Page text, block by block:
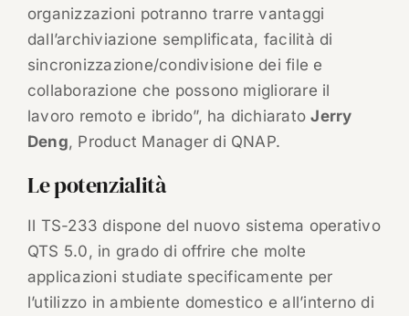
organizzazioni potranno trarre vantaggi
dall’archiviazione semplificata, facilità di
sincronizzazione/condivisione dei file e
collaborazione che possono migliorare il
lavoro remoto e ibrido”, ha dichiaratoJerry
Deng, Product Manager di QNAP.
Le potenzialità
Il TS-233 dispone del nuovo sistema operativo
QTS 5.0, in grado di offrire che molte
applicazioni studiate specificamente per
l’utilizzo in ambiente domestico e all’interno di